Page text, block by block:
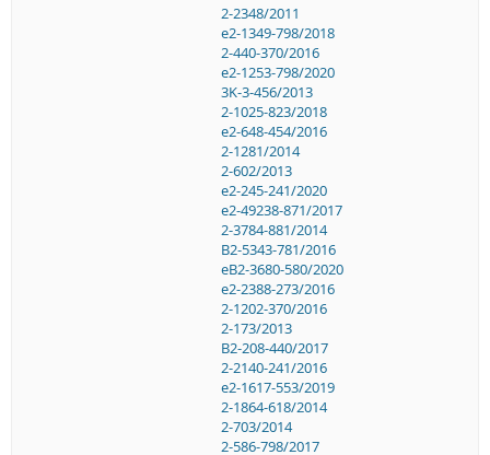
2-2348/2011
e2-1349-798/2018
2-440-370/2016
e2-1253-798/2020
3K-3-456/2013
2-1025-823/2018
e2-648-454/2016
2-1281/2014
2-602/2013
e2-245-241/2020
e2-49238-871/2017
2-3784-881/2014
B2-5343-781/2016
eB2-3680-580/2020
e2-2388-273/2016
2-1202-370/2016
2-173/2013
B2-208-440/2017
2-2140-241/2016
e2-1617-553/2019
2-1864-618/2014
2-703/2014
2-586-798/2017